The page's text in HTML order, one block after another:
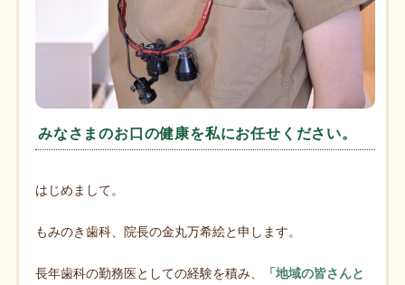
みなさまのお口の健康を私にお任せください。
はじめまして。
もみのき歯科、院長の金丸万希絵と申します。
長年歯科の勤務医としての経験を積み、
「地域の皆さんと